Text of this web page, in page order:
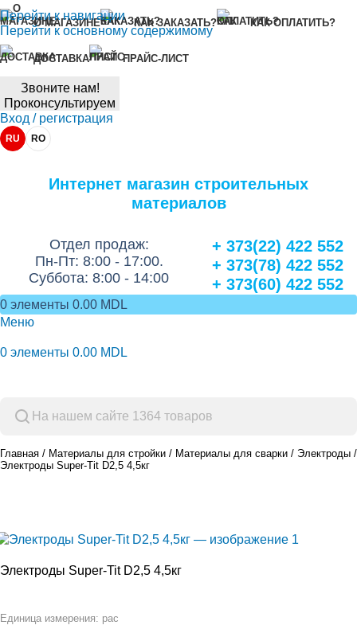
Перейти к навигации
Перейти к основному содержимому
О МАГАЗИНЕ КАК ЗАКАЗАТЬ? КАК ОПЛАТИТЬ?
ДОСТАВКА ПРАЙС-ЛИСТ
Звоните нам!
Проконсультируем
Вход / регистрация
RU RO
Интернет магазин строительных
материалов
Отдел продаж:
Пн-Пт: 8:00 - 17:00.
Суббота: 8:00 - 14:00
+ 373(22) 422 552
+ 373(78) 422 552
+ 373(60) 422 552
0 элементы 0.00 MDL
Меню
0 элементы 0.00 MDL
Главная Материалы для стройки Материалы для сварки
Электроды
Электроды Super-Tit D2,5 4,5кг
Электроды Super-Tit D2,5 4,5кг
Единица измерения: pac